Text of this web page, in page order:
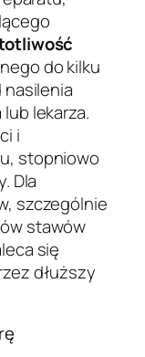
do kilku
lekarza.
i
stopniowo
Dla
szczególnie
stawów
się
dłuższy